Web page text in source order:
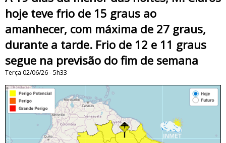
hoje teve frio de 15 graus ao
amanhecer, com máxima de 27 graus,
durante a tarde. Frio de 12 e 11 graus
segue na previsão do fim de semana
Terça 02/06/26 - 5h33